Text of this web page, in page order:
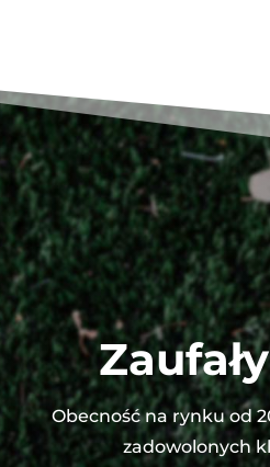
Obecność na rynku od
zadowolonych